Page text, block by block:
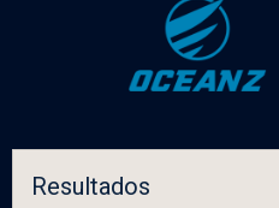
Resultados